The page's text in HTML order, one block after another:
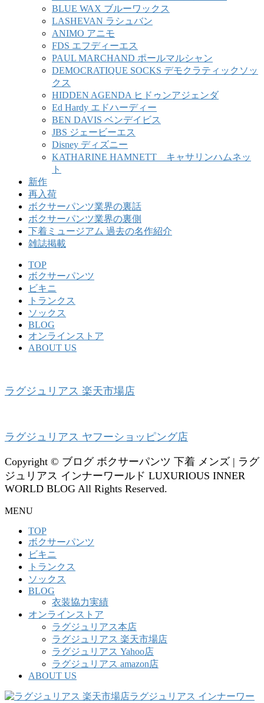
BLUE WAX ブルーワックス
LASHEVAN ラシュバン
ANIMO アニモ
FDS エフディーエス
PAUL MARCHAND ポールマルシャン
DEMOCRATIQUE SOCKS デモクラティックソッ
クス
HIDDEN AGENDA ヒドゥンアジェンダ
Ed Hardy エドハーディー
BEN DAVIS ベンデイビス
JBS ジェービーエス
Disney ディズニー
KATHARINE HAMNETT キャサリンハムネッ
ト
新作
再入荷
ボクサーパンツ業界の裏話
ボクサーパンツ業界の裏側
下着ミュージアム 過去の名作紹介
雑誌掲載
TOP
ボクサーパンツ
ビキニ
トランクス
ソックス
BLOG
オンラインストア
ABOUT US
ラグジュリアス 楽天市場店
ラグジュリアス ヤフーショッピング店
Copyright © ブログ ボクサーパンツ 下着 メンズ | ラグ
ジュリアス インナーワールド LUXURIOUS INNER
WORLD BLOG All Rights Reserved.
MENU
TOP
ボクサーパンツ
ビキニ
トランクス
ソックス
BLOG
衣装協力実績
オンラインストア
ラグジュリアス本店
ラグジュリアス 楽天市場店
ラグジュリアス Yahoo店
ラグジュリアス amazon店
ABOUT US
ラグジュリアス インナーワー